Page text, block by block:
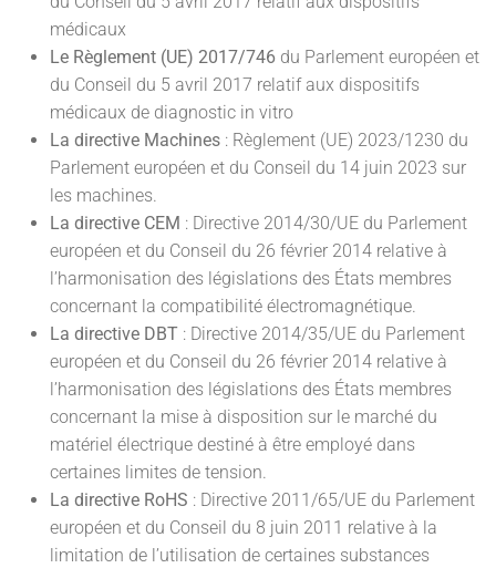
médicaux
Le Règlement (UE) 2017/746 du Parlement européen et
du Conseil du 5 avril 2017 relatif aux dispositifs
médicaux de diagnostic in vitro
La directive Machines : Règlement (UE) 2023/1230 du
Parlement européen et du Conseil du 14 juin 2023 sur
les machines.
La directive CEM : Directive 2014/30/UE du Parlement
européen et du Conseil du 26 février 2014 relative à
l’harmonisation des législations des États membres
concernant la compatibilité électromagnétique.
La directive DBT : Directive 2014/35/UE du Parlement
européen et du Conseil du 26 février 2014 relative à
l’harmonisation des législations des États membres
concernant la mise à disposition sur le marché du
matériel électrique destiné à être employé dans
certaines limites de tension.
La directive RoHS : Directive 2011/65/UE du Parlement
européen et du Conseil du 8 juin 2011 relative à la
limitation de l’utilisation de certaines substances